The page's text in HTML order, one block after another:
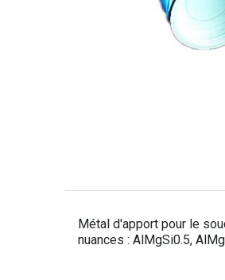
Métal d'apport pour le
nuances : AlMgSi0.5,